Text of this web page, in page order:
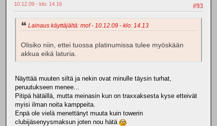
#93
10.12.09 - klo: 14.16
Lainaus käyttäjältä: mof - 10.12.09 - klo: 14.13
Olisiko niin, ettei tuossa platinumissa tulee myöskään
akkua eikä laturia.
Näyttää muuten siltä ja nekin ovat minulle täysin turhat,
peruutukseen menee...
Pitipä hätäillä, mutta meinasin kun on traxxaksesta kyse etteivät
myisi ilman noita kamppeita.
Enpä ole vielä menettänyt muuta kuin towerin
clubijäsenyysmaksun joten nou hätä